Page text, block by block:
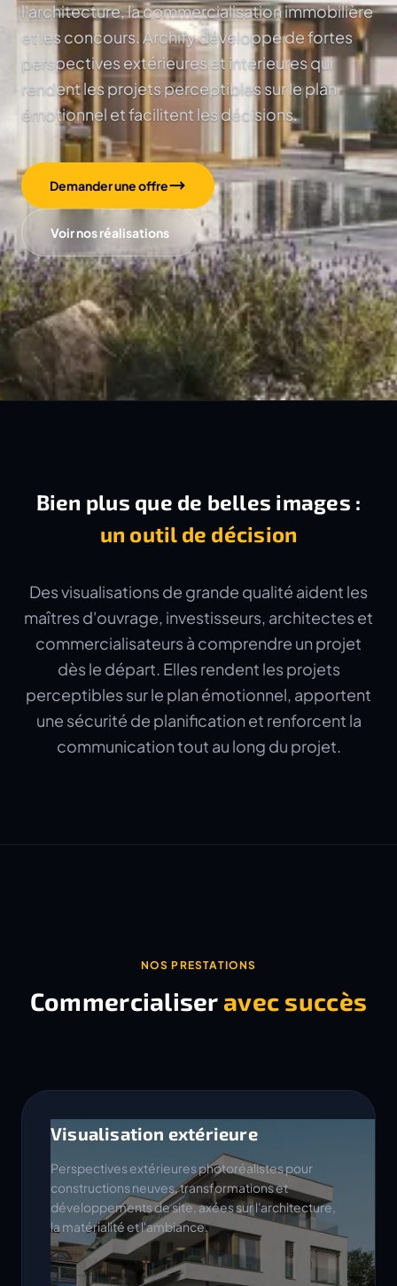
l'architecture, la commercialisation immobilière
et les concours. Archify développe de fortes
perspectives extérieures et intérieures qui
rendent les projets perceptibles sur le plan
émotionnel et facilitent les décisions.
Demander une offre
Voir nos réalisations
Bien plus que de belles images :
un outil de décision
Des visualisations de grande qualité aident les
maîtres d'ouvrage, investisseurs, architectes et
commercialisateurs à comprendre un projet
dès le départ. Elles rendent les projets
perceptibles sur le plan émotionnel, apportent
une sécurité de planification et renforcent la
communication tout au long du projet.
NOS PRESTATIONS
Commercialiser avec succès
Visualisation extérieure
Perspectives extérieures photoréalistes pour
constructions neuves, transformations et
développements de site, axées sur l'architecture,
la matérialité et l'ambiance.